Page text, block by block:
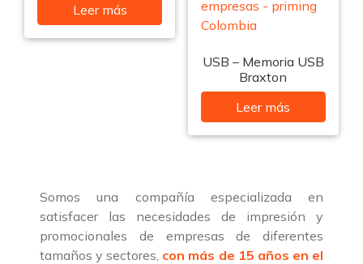
Leer más
USB – Memoria USB
Braxton
Leer más
Somos una compañía especializada en
satisfacer las necesidades de impresión y
promocionales de empresas de diferentes
tamaños y sectores, con más de 15 años en el